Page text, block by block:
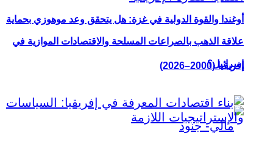
أوغندا والقوة الدولية في غزة: هل يتحقق وعد موهوزي بحماية
إسرائيل؟
علاقة الذهب بالصراعات المسلحة والاقتصادات الموازية في
إفريقيا (2000–2026)